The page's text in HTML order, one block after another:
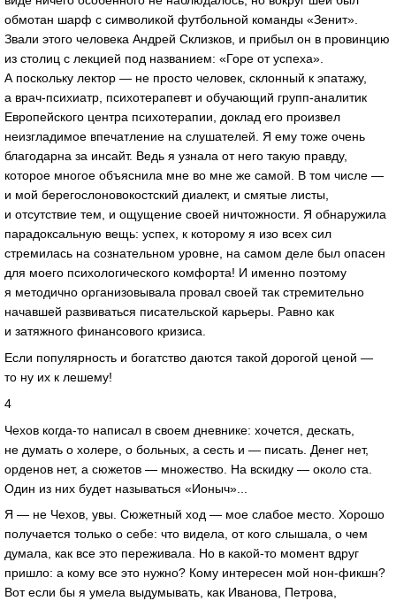
обмотан шарф с символикой футбольной команды «Зенит».
Звали этого человека Андрей Склизков, и прибыл он в провинцию
из столиц с лекцией под названием: «Горе от успеха».
А поскольку лектор — не просто человек, склонный к эпатажу,
а врач-психиатр, психотерапевт и обучающий групп-аналитик
Европейского центра психотерапии, доклад его произвел
неизгладимое впечатление на слушателей. Я ему тоже очень
благодарна за инсайт. Ведь я узнала от него такую правду,
которое многое объяснила мне во мне же самой. В том числе —
и мой берегослоновокостский диалект, и смятые листы,
и отсутствие тем, и ощущение своей ничтожности. Я обнаружила
парадоксальную вещь: успех, к которому я изо всех сил
стремилась на сознательном уровне, на самом деле был опасен
для моего психологического комфорта! И именно поэтому
я методично организовывала провал своей так стремительно
начавшей развиваться писательской карьеры. Равно как
и затяжного финансового кризиса.
Если популярность и богатство даются такой дорогой ценой —
то ну их к лешему!
4
Чехов когда-то написал в своем дневнике: хочется, дескать,
не думать о холере, о больных, а сесть и — писать. Денег нет,
орденов нет, а сюжетов — множество. На вскидку — около ста.
Один из них будет называться «Ионыч»...
Я — не Чехов, увы. Сюжетный ход — мое слабое место. Хорошо
получается только о себе: что видела, от кого слышала, о чем
думала, как все это переживала. Но в какой-то момент вдруг
пришло: а кому все это нужно? Кому интересен мой нон-фикшн?
Вот если бы я умела выдумывать, как Иванова, Петрова,